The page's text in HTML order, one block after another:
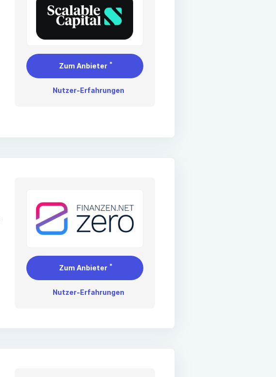
Zum Anbieter *
Nutzer-Erfahrungen
Zum Anbieter *
Nutzer-Erfahrungen